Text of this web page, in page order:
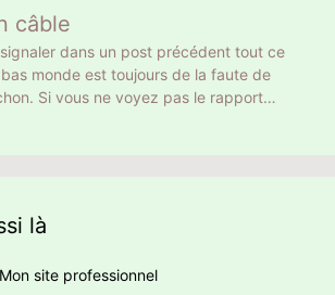
pas voté pour son projet mais pour
Le Pen. Curieusement, sur les
commente, dans la presse écrite on
pointé ce mensonge initial. Comment
qui ment dès la première
18 ans. On peut calculer autrement. 18
Donc Bernard Arnault a la même
que 216 Français moyens. Et encore on
jet privé. Ni de son yacht privé de 101
câble
signaler dans un post précédent tout ce
monde est toujours de la faute de
Si vous ne voyez pas le rapport
là
Mon site professionnel